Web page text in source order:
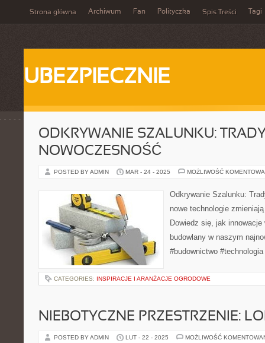
Strona główna Archiwum Fan Polityczka Spis Treści Tagi
UBEZPIECZNIE
ODKRYWANIE SZALUNKU:
NOWOCZESNOŚĆ
POSTED BY ADMIN MAR - 24 - 2025 MOŻLIWOŚĆ
Odkrywanie Szalunku:
nowe technologie
Dowiedz się, jak innowacje
budowlany w naszym
#budownictwo #technologia
CATEGORIES: INSPIRACJE I ARANŻACJE OGRODOWE
NIEBOTYCZNE PRZESTRZENIE:
POSTED BY ADMIN LUT - 22 - 2025 MOŻLIWOŚĆ